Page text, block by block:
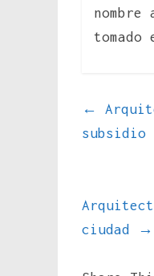
tomado
←
subsidio
ciudad
→